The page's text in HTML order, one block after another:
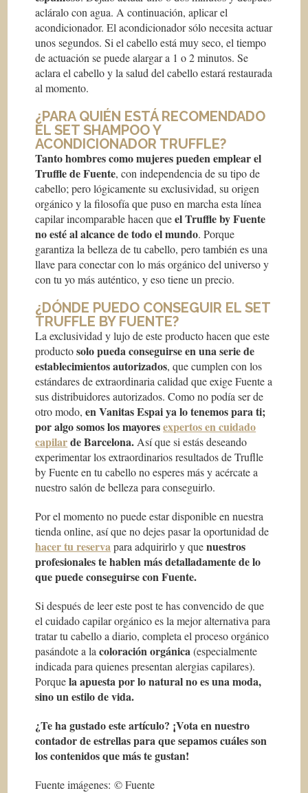
acláralo con agua. A continuación, aplicar el
acondicionador. El acondicionador sólo necesita actuar
unos segundos. Si el cabello está muy seco, el tiempo
de actuación se puede alargar a 1 o 2 minutos. Se
aclara el cabello y la salud del cabello estará restaurada
al momento.
¿PARA QUIÉN ESTÁ RECOMENDADO
EL SET SHAMPOO Y
ACONDICIONADOR TRUFFLE?
Tanto hombres como mujeres pueden emplear el
Truffle de Fuente, con independencia de su tipo de
cabello; pero lógicamente su exclusividad, su origen
orgánico y la filosofía que puso en marcha esta línea
capilar incomparable hacen queel Truffle by Fuente
no esté al alcance de todo el mundo. Porque
garantiza la belleza de tu cabello, pero también es una
llave para conectar con lo más orgánico del universo y
con tu yo más auténtico, y eso tiene un precio.
¿DÓNDE PUEDO CONSEGUIR EL SET
TRUFFLE BY FUENTE?
La exclusividad y lujo de este producto hacen que este
productosolo pueda conseguirse en una serie de
establecimientos autorizados, que cumplen con los
estándares de extraordinaria calidad que exige Fuente a
sus distribuidores autorizados. Como no podía ser de
otro modo,en Vanitas Espai ya lo tenemos para ti;
por algo somos los mayoresexpertos en cuidado
capilarde Barcelona.Así que si estás deseando
experimentar los extraordinarios resultados de Truflle
by Fuente en tu cabello no esperes más y acércate a
nuestro salón de belleza para conseguirlo.
Por el momento no puede estar disponible en nuestra
tienda online, así que no dejes pasar la oportunidad de
hacer tu reservapara adquirirlo y quenuestros
profesionales te hablen más detalladamente de lo
que puede conseguirse con Fuente.
Si después de leer este post te has convencido de que
el cuidado capilar orgánico es la mejor alternativa para
tratar tu cabello a diario, completa el proceso orgánico
pasándote a lacoloración orgánica(especialmente
indicada para quienes presentan alergias capilares).
Porquela apuesta por lo natural no es una moda,
sino un estilo de vida.
¿Te ha gustado este artículo? ¡Vota en nuestro
contador de estrellas para que sepamos cuáles son
los contenidos que más te gustan!
Fuente imágenes: © Fuente